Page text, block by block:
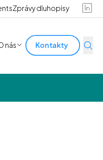
Zprávy dluhopisy
nás Kontakty